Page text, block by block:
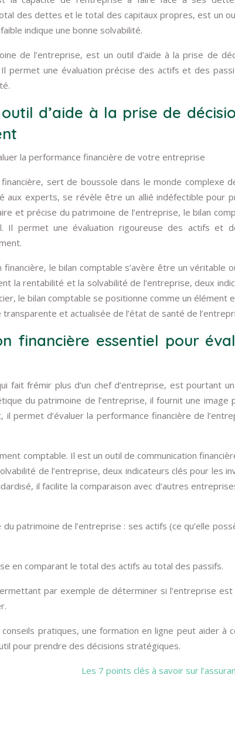
des dettes et le total des capitaux propres, est un
indique une bonne solvabilité.
de l’entreprise, est un outil d’aide à la prise de
permet une évaluation précise des actifs et des
d’aide à la prise de
la performance financière de votre entreprise
sert de boussole dans le monde complexe
aux experts, se révèle être un allié indéfectible pour
et précise du patrimoine de l’entreprise, le bilan
Il permet une évaluation rigoureuse des actifs et
le bilan comptable s’avère être un véritable
la rentabilité et la solvabilité de l’entreprise, deux
le bilan comptable se positionne comme un élément
et actualisée de l’état de santé de
financière essentiel pour
fait frémir plus d’un chef d’entreprise, est pourtant un
du patrimoine de l’entreprise, il fournit une image
permet d’évaluer la performance financière de
comptable. Il est un outil de communication
de l’entreprise, deux indicateurs clés pour les
il facilite la comparaison avec d’autres
patrimoine de l’entreprise : ses actifs (ce qu’elle
en comparant le total des actifs au total des passifs.
par exemple de déterminer si l’entreprise
pratiques, une formation en ligne peut aider à
pour prendre des décisions stratégiques.
Les 7 points clés à savoir sur